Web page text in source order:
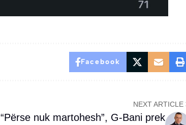
Facebook
NEXT ARTICLE
“Përse nuk martohesh”, G-Bani prek